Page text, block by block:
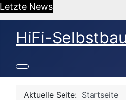
Letzte News
HiFi-
Aktuelle Seite: Startseite